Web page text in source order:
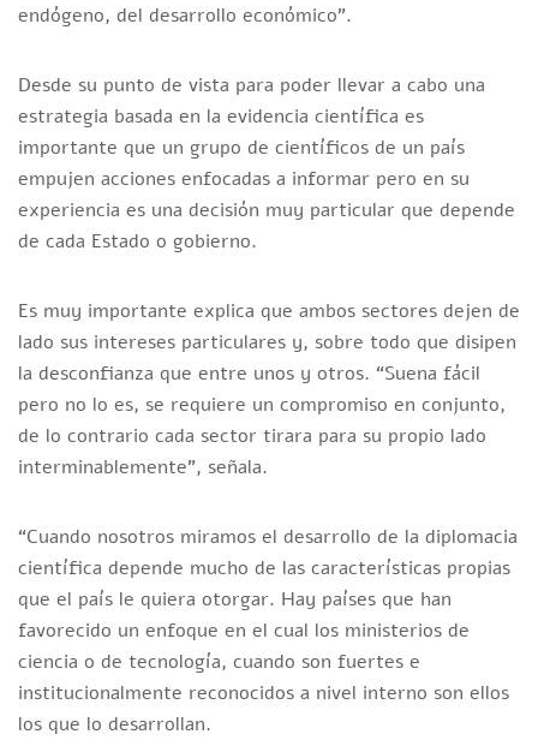
endógeno, del desarrollo económico”.
Desde su punto de vista para poder llevar a cabo una
estrategia basada en la evidencia científica es
importante que un grupo de científicos de un país
empujen acciones enfocadas a informar pero en su
experiencia es una decisión muy particular que depende
de cada Estado o gobierno.
Es muy importante explica que ambos sectores dejen de
lado sus intereses particulares y, sobre todo que disipen
la desconfianza que entre unos y otros. “Suena fácil
pero no lo es, se requiere un compromiso en conjunto,
de lo contrario cada sector tirara para su propio lado
interminablemente”, señala.
“Cuando nosotros miramos el desarrollo de la diplomacia
científica depende mucho de las características propias
que el país le quiera otorgar. Hay países que han
favorecido un enfoque en el cual los ministerios de
ciencia o de tecnología, cuando son fuertes e
institucionalmente reconocidos a nivel interno son ellos
los que lo desarrollan.